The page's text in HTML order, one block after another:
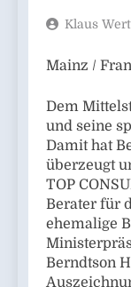
Klaus
Mainz /
Dem
und seine
Damit hat
überzeugt
TOP
Berater für
ehemalige
Berndtson